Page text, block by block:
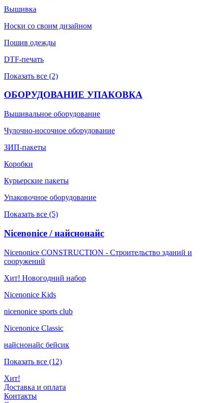
Вышивка
Носки со своим дизайном
Пошив одежды
DTF-печать
Показать все (2)
ОБОРУДОВАНИЕ УПАКОВКА
Вышивальное оборудование
Чулочно-носочное оборудование
ЗИП-пакеты
Коробки
Курьерские пакеты
Упаковочное оборудование
Показать все (5)
Nicenonice / найснонайс
Nicenonice CONSTRUCTION - Строительство зданий и
сооружений
Хит! Новогодний набор
Nicenonice Kids
nicenonice sports club
Nicenonice Classic
найснонайс бейсик
Показать все (12)
Хит!
Доставка и оплата
Контакты